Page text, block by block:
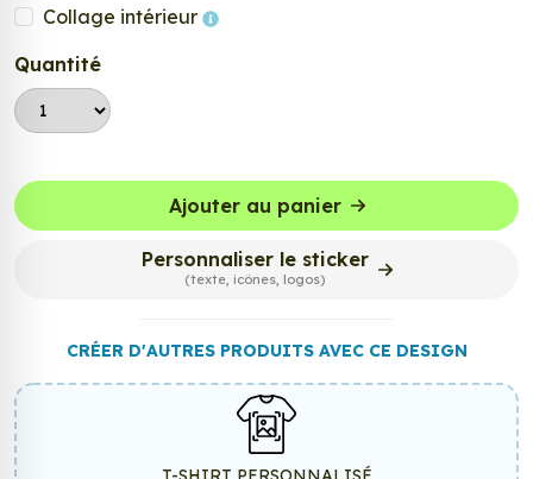
Collage intérieur
Quantité
Ajouter au panier
Personnaliser le sticker
(texte, icônes, logos)
CRÉER D'AUTRES PRODUITS AVEC CE DESIGN